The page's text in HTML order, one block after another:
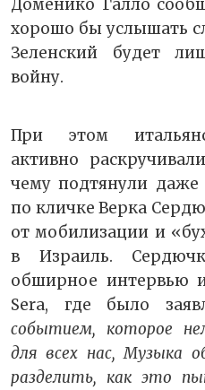
Доменико Галло
хорошо бы услышать
Зеленский будет
войну.
При этом
активно
чему подтянули даже
по кличке Верка
от мобилизации и
в Израиль.
обширное интервью
Sera, где было
событием, которое
для всех нас, Музыка
разделить, как это